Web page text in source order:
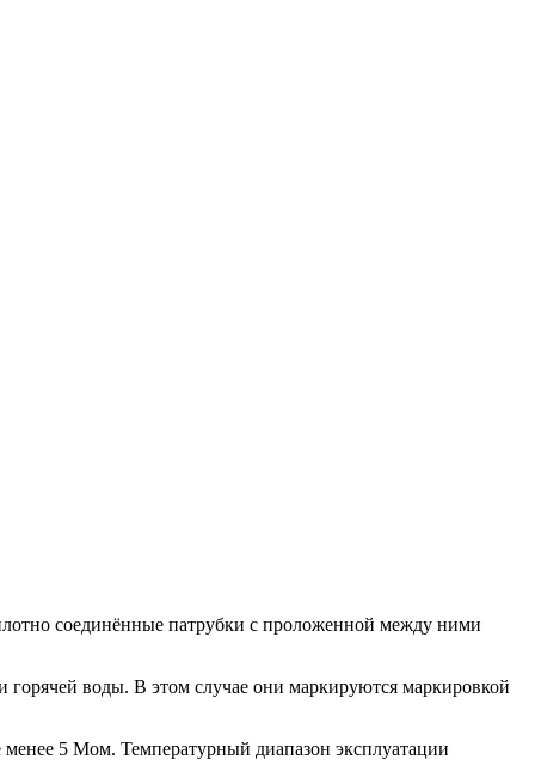
соединённые патрубки с проложенной между ними
горячей воды. В этом случае они маркируются маркировкой
5 Мом. Температурный диапазон эксплуатации